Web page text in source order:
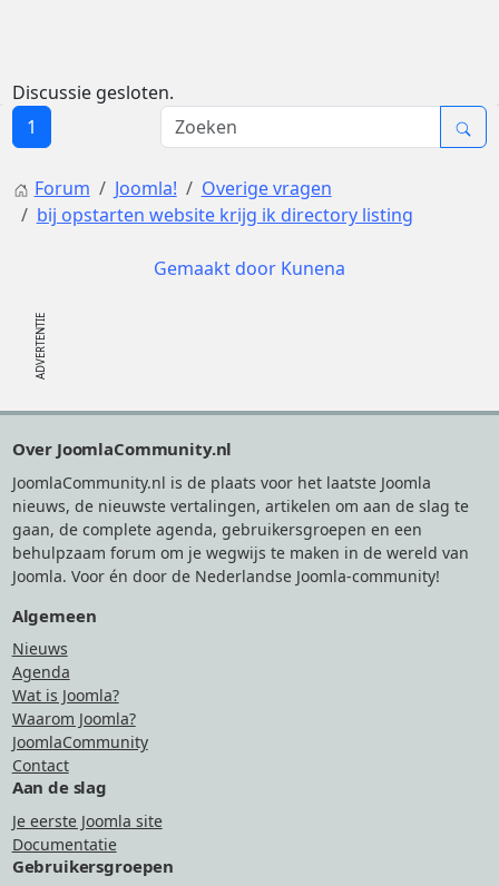
Discussie gesloten.
1
Forum Joomla!
Overige vragen
bij opstarten website krijg ik directory listing
Gemaakt door Kunena
Over JoomlaCommunity.nl
JoomlaCommunity.nl is de plaats voor het laatste Joomla
nieuws, de nieuwste vertalingen, artikelen om aan de slag te
gaan, de complete agenda, gebruikersgroepen en een
behulpzaam forum om je wegwijs te maken in de wereld van
Joomla. Voor én door de Nederlandse Joomla-community!
Algemeen
Nieuws
Agenda
Wat is Joomla?
Waarom Joomla?
JoomlaCommunity
Contact
Aan de slag
Je eerste Joomla site
Documentatie
Gebruikersgroepen